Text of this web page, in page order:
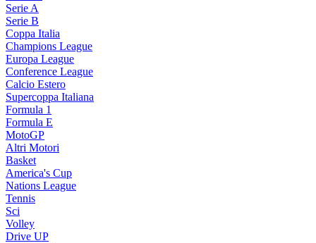
Serie A
Serie B
Coppa Italia
Champions League
Europa League
Conference League
Calcio Estero
Supercoppa Italiana
Formula 1
Formula E
MotoGP
Altri Motori
Basket
America's Cup
Nations League
Tennis
Sci
Volley
Drive UP